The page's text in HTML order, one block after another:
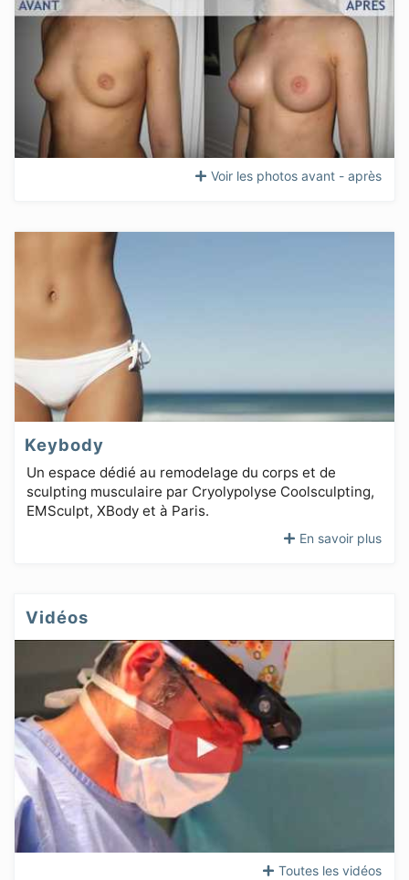
Voir les photos avant - après
Keybody
Un espace dédié au remodelage du corps et de
sculpting musculaire par Cryolypolyse Coolsculpting,
EMSculpt, XBody et à Paris.
En savoir plus
Vidéos
Toutes les vidéos